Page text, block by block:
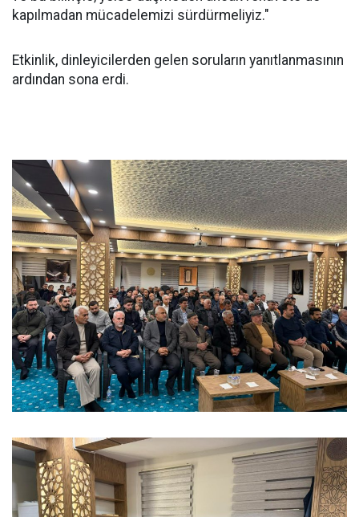
kapılmadan mücadelemizi sürdürmeliyiz."
Etkinlik, dinleyicilerden gelen soruların yanıtlanmasının
ardından sona erdi.